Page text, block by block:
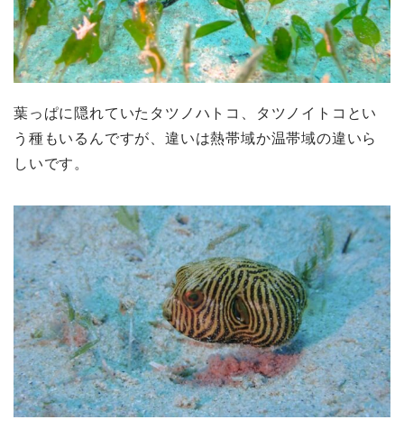
葉っぱに隠れていたタツノハトコ、タツノイトコとい
う種もいるんですが、違いは熱帯域か温帯域の違いら
しいです。